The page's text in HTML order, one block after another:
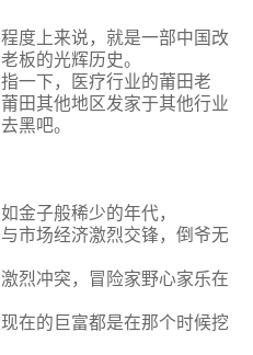
度上来说，就是一部中国改
板的光辉历史。
一下，医疗行业的莆田老
田其他地区发家于其他行业
黑吧。
金子般稀少的年代，
市场经济激烈交锋，倒爷无
烈冲突，冒险家野心家乐在
在的巨富都是在那个时候挖